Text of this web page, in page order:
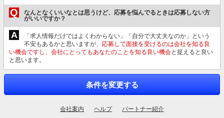
Q
なんとなくいいなとは思うけど、応募を悩んでるときは応募しない方
がいいですか？
A
「求人情報だけではよくわからない」「自分で大丈夫なのか」という
不安もあるかと思いますが、 応募して面接を受けるのは会社を知る良
い機会ですし、会社にとってもあなたのことを知る良い機会と捉えると良い
と思います。
条件を変更する
会社案内 ヘルプ
パートナー紹介